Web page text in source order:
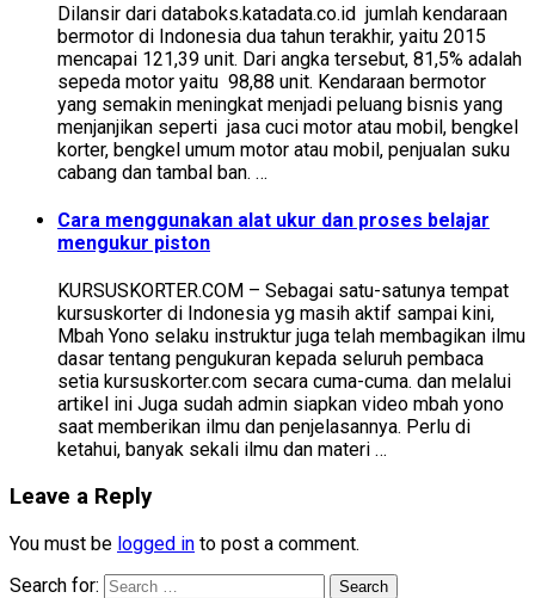
Dilansir dari databoks.katadata.co.id jumlah kendaraan
bermotor di Indonesia dua tahun terakhir, yaitu 2015
mencapai 121,39 unit. Dari angka tersebut, 81,5% adalah
sepeda motor yaitu 98,88 unit. Kendaraan bermotor
yang semakin meningkat menjadi peluang bisnis yang
menjanjikan seperti jasa cuci motor atau mobil, bengkel
korter, bengkel umum motor atau mobil, penjualan suku
cabang dan tambal ban. …
Cara menggunakan alat ukur dan proses belajar
mengukur piston
KURSUSKORTER.COM – Sebagai satu-satunya tempat
kursuskorter di Indonesia yg masih aktif sampai kini,
Mbah Yono selaku instruktur juga telah membagikan ilmu
dasar tentang pengukuran kepada seluruh pembaca
setia kursuskorter.com secara cuma-cuma. dan melalui
artikel ini Juga sudah admin siapkan video mbah yono
saat memberikan ilmu dan penjelasannya. Perlu di
ketahui, banyak sekali ilmu dan materi …
Leave a Reply
You must be logged in to post a comment.
Search for: